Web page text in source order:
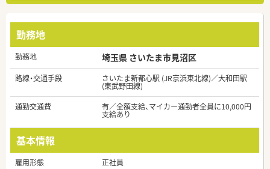
勤務地
勤務地 埼玉県 さいたま市見沼区
路線・交通手段 さいたま新都心駅 (JR京浜東北線)／大和田駅
(東武野田線)
通勤交通費
有／全額支給、マイカー通勤者全員に10,000円
支給あり
基本情報
雇用形態
正社員